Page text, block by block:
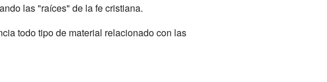
las "raíces" de la fe cristiana.
todo tipo de material relacionado con las